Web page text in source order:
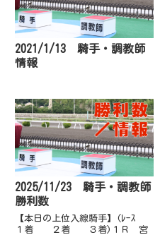
2021/1/13 騎手・調教師
情報
2025/11/23 騎手・調教師
勝利数
【本日の上位入線騎手】(ﾚｰｽ
１着 ２着 ３着)１Ｒ 宮